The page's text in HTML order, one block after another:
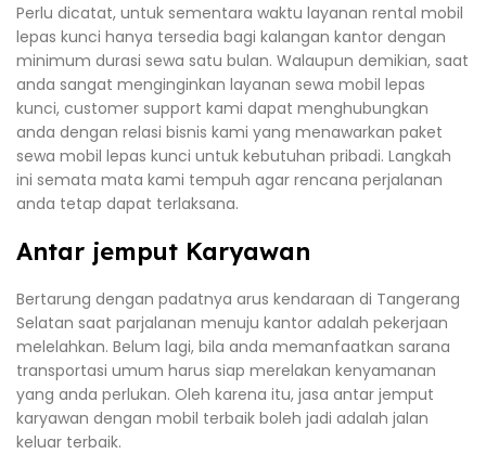
Perlu dicatat, untuk sementara waktu layanan rental mobil
lepas kunci hanya tersedia bagi kalangan kantor dengan
minimum durasi sewa satu bulan. Walaupun demikian, saat
anda sangat menginginkan layanan sewa mobil lepas
kunci, customer support kami dapat menghubungkan
anda dengan relasi bisnis kami yang menawarkan paket
sewa mobil lepas kunci untuk kebutuhan pribadi. Langkah
ini semata mata kami tempuh agar rencana perjalanan
anda tetap dapat terlaksana.
Antar jemput Karyawan
Bertarung dengan padatnya arus kendaraan di Tangerang
Selatan saat parjalanan menuju kantor adalah pekerjaan
melelahkan. Belum lagi, bila anda memanfaatkan sarana
transportasi umum harus siap merelakan kenyamanan
yang anda perlukan. Oleh karena itu, jasa antar jemput
karyawan dengan mobil terbaik boleh jadi adalah jalan
keluar terbaik.